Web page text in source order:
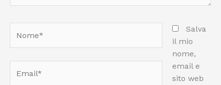
Salva
il mio
nome,
email e
sito web